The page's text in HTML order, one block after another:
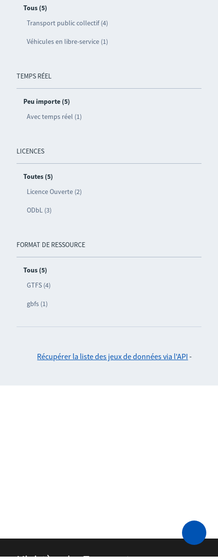
Tous (5)
Transport public collectif (4)
Véhicules en libre-service (1)
TEMPS RÉEL
Peu importe (5)
Avec temps réel (1)
LICENCES
Toutes (5)
Licence Ouverte (2)
ODbL (3)
FORMAT DE RESSOURCE
Tous (5)
GTFS (4)
gbfs (1)
Récupérer la liste des jeux de données via l'API -